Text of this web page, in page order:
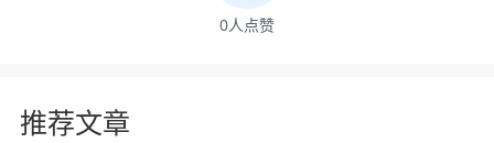
称。本专业也为毕业生获得证券从业资格、基金
0人点赞
推荐文章